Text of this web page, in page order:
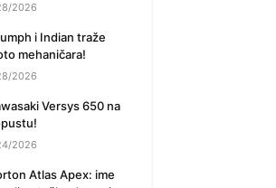
2026
i Indian traže
mehaničara!
2026
Versys 650 na
2026
Atlas Apex: ime